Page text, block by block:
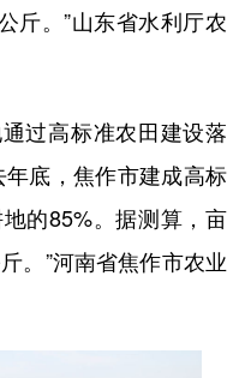
斤。”山东省水利厅农
过高标准农田建设落
年底，焦作市建成高标
的85%。据测算，亩
。”河南省焦作市农业